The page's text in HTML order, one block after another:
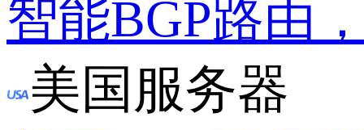
智能BGP路由
美国服务器